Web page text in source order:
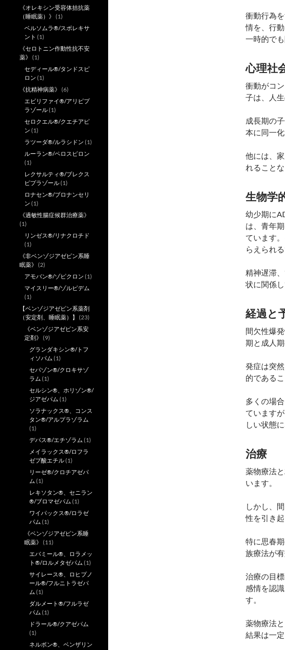
衝動行為
情を、行
一時的で
心理社
衝動がコ
子は、人
成長期の
本に同一
他には、
れること
生物学
幼少期に
は、青年
ています
らえられる
精神遅滞
状に関係
経過と
間欠性爆
期と成人
発症は突
的である
多くの場
ています
しい状態
治療
薬物療法
います。
しかし、
性を引き
特に思春
族療法が
治療の目
感情を認
す。
薬物療法
結果は一定
《オレキシン受容体拮抗薬
（睡眠薬）》 (1)
ベルソムラ®/スボレキサ
ント (1)
《セロトニン作動性抗不安
薬》 (1)
セディール®/タンドスピ
ロン (1)
《抗精神病薬》 (6)
エビリファイ®/アリピプ
ラゾール(1)
セロクエル®/クエチアピ
ン (1)
ラツーダ®/ルラシドン (1)
ルーラン®/ペロスピロン
(1)
レクサルティ®/ブレクス
ピプラゾール(1)
ロナセン®/ブロナンセリ
ン (1)
《過敏性腸症候群治療薬》
(1)
リンゼス®/リナクロチド
(1)
《非ベンゾジアゼピン系睡
眠薬》 (2)
アモバン®/ゾピクロン (1)
マイスリー®/ゾルピデム
(1)
【ベンゾジアゼピン系薬剤
（安定剤、睡眠薬）】
(23)
《ベンゾジアゼピン系安
定剤》 (9)
グランダキシン®/トフ
ィソパム (1)
セパゾン®/クロキサゾ
ラム (1)
セルシン®、ホリゾン®/
ジアゼパム (1)
ソラナックス®、コンス
タン®/アルプラゾラム
(1)
デパス®/エチゾラム (1)
メイラックス®/ロフラ
ゼプ酸エチル(1)
リーゼ®/クロチアゼパ
ム (1)
レキソタン®、セニラン
®/ブロマゼパム (1)
ワイパックス®/ロラゼ
パム (1)
《ベンゾジアゼピン系睡
眠薬》 (11)
エバミール®、ロラメッ
ト®/ロルメタゼパム (1)
サイレース®、ロヒプノ
ール®/フルニトラゼパ
ム (1)
ダルメート®/フルラゼ
パム (1)
ドラール®/クアゼパム
(1)
ネルボン®、ベンザリン